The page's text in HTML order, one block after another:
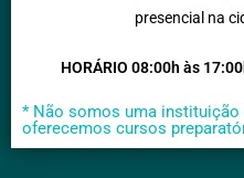
presencial na
HORÁRIO 08:00h às
* Não somos uma
oferecemos cursos